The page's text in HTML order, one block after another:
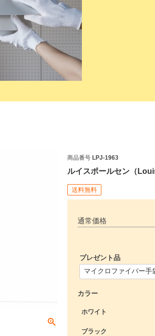
商品番号 LPJ-1963
ルイスポールセン（
送料無料
通常価格
プレゼント品
(
必
カラー
ホワイト
ブラック